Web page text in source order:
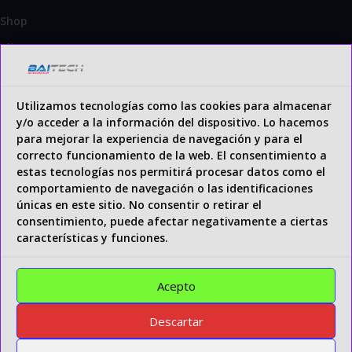
Utilizamos tecnologías como las cookies para almacenar
y/o acceder a la información del dispositivo. Lo hacemos
para mejorar la experiencia de navegación y para el
correcto funcionamiento de la web. El consentimiento a
estas tecnologías nos permitirá procesar datos como el
comportamiento de navegación o las identificaciones
únicas en este sitio. No consentir o retirar el
consentimiento, puede afectar negativamente a ciertas
características y funciones.
Acepto
Descartar
Shop
Client Area
Wishlist
Blog
Contact
Shipping & Returns
Legal information
Payment methods
Terms and Conditions
Privacy policies
Política de cookies (UE)